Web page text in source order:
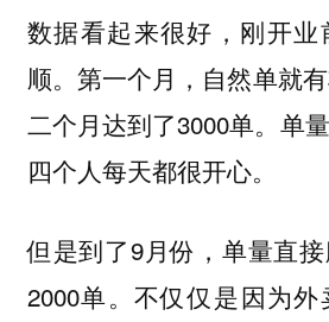
数据看起来很好，刚开业
顺。第一个月，自然单就
二个月达到了3000单。单
四个人每天都很开心。
但是到了9月份，单量直
2000单。不仅仅是因为